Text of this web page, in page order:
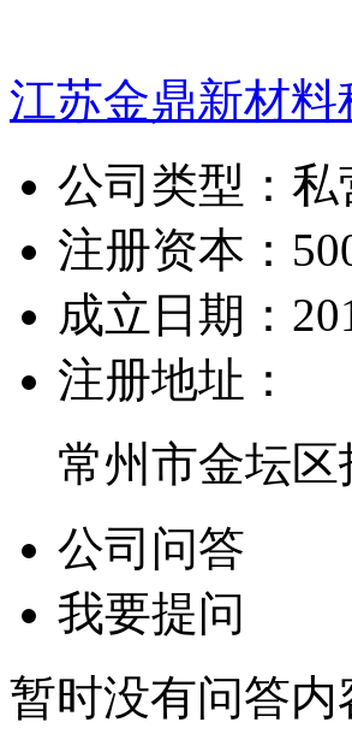
江苏金鼎新材
公司类型： 私
注册资本：
成立日期：
注册地址：
常州市金坛
公司问答
我要提问
暂时没有问答内